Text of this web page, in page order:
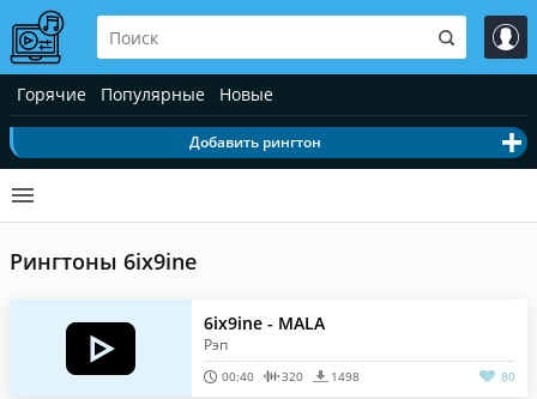
Горячие Популярные Новые
Добавить рингтон
Рингтоны 6ix9ine
6ix9ine - MALA
Рэп
00:40 320 1498 80